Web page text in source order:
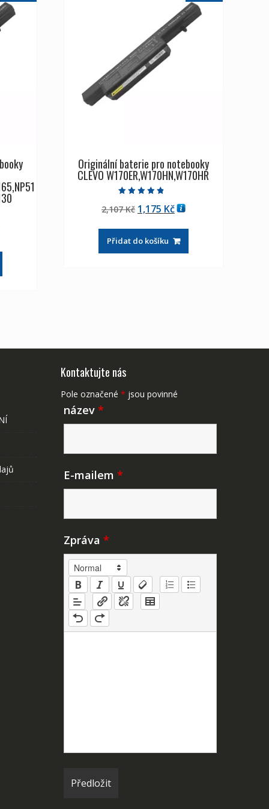
Kč
Originální baterie pro notebooky
CLEVO W170ER,W170HN,W170HR
4.50
z 5
2,107Kč Původní
byla:
2,107 Kč
1,175 KčAktuální
je:
1,175 Kč
Přidat do košíku
Kontaktujte nás
Pole označené * jsou povinné
název *
E-mailem *
Zpráva *